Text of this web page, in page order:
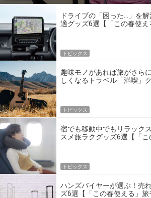
ドライブの「困った…」を
適グッズ6選【「この春使
トピックス
趣味モノがあれば旅がさら
しくなるトラベル「満喫」
トピックス
宿でも移動中でもリラック
スメ旅ラクグッズ6選【「
トピックス
ハンズバイヤーが選ぶ！売
ズ6選【「この春使える」旅